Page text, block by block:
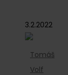
3.2.2022
Tomáš
Volf